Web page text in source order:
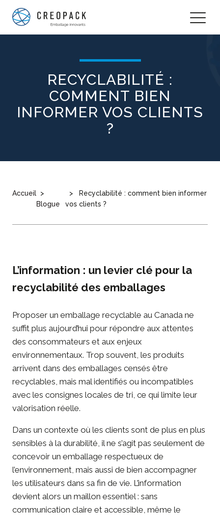
RECYCLABILITÉ :
COMMENT BIEN
INFORMER VOS CLIENTS
?
Accueil
Blogue
Recyclabilité : comment bien informer
vos clients ?
L’information : un levier clé pour la
recyclabilité des emballages
Proposer un emballage recyclable au Canada ne
suffit plus aujourd’hui pour répondre aux attentes
des consommateurs et aux enjeux
environnementaux. Trop souvent, les produits
arrivent dans des emballages censés être
recyclables, mais mal identifiés ou incompatibles
avec les consignes locales de tri, ce qui limite leur
valorisation réelle.
Dans un contexte où les clients sont de plus en plus
sensibles à la durabilité, il ne s’agit pas seulement de
concevoir un emballage respectueux de
l’environnement, mais aussi de bien accompagner
les utilisateurs dans sa fin de vie. L’information
devient alors un maillon essentiel : sans
communication claire et accessible, même le